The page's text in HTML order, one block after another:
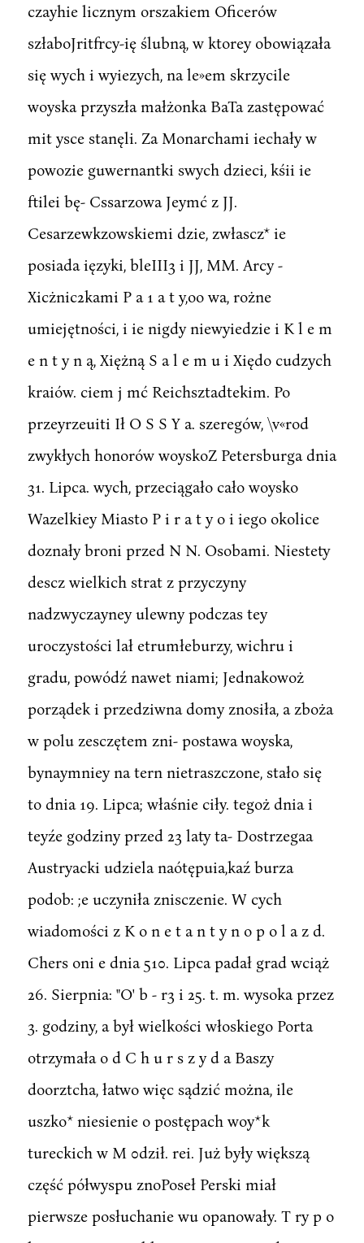
czayhie licznym orszakiem Oficerów
szłaboJritfrcy-ię ślubną, w ktorey obowiązała
się wych i wyiezych, na le»em skrzycile
woyska przyszła małżonka BaTa zastępować
mit ysce stanęli. Za Monarchami iechały w
powozie guwernantki swych dzieci, kśii ie
ftilei bę- Cssarzowa Jeymć z JJ.
Cesarzewkzowskiemi dzie, zwłascz* ie
posiada ięzyki, bleIII3 i JJ, MM. Arcy -
Xicżnic2kami P a 1 a t y,oo wa, rożne
umiejętności, i ie nigdy niewyiedzie i K l e m
e n t y n ą, Xiężną S a l e m u i Xiędo cudzych
kraiów. ciem j mć Reichsztadtekim. Po
przeyrzeuiti Ił O S S Y a. szeregów, \v«rod
zwykłych honorów woyskoZ Petersburga dnia
31. Lipca. wych, przeciągało cało woysko
Wazelkiey Miasto P i r a t y o i iego okolice
doznały broni przed N N. Osobami. Niestety
descz wielkich strat z przyczyny
nadzwyczayney ulewny podczas tey
uroczystości lał etrumłeburzy, wichru i
gradu, powódź nawet niami; Jednakowoż
porządek i przedziwna domy znosiła, a zboża
w polu zesczętem zni- postawa woyska,
bynaymniey na tern nietraszczone, stało się
to dnia 19. Lipca; właśnie ciły. tegoż dnia i
teyźe godziny przed 23 laty ta- Dostrzegaa
Austryacki udziela naótępuia,kaź burza
podob: ;e uczyniła znisczenie. W cych
wiadomości z K o n e t a n t y n o p o l a z d.
Chers oni e dnia 510. Lipca padał grad wciąż
26. Sierpnia: "O' b - r3 i 25. t. m. wysoka przez
3. godziny, a był wielkości włoskiego Porta
otrzymała o d C h u r s z y d a Baszy
doorztcha, łatwo więc sądzić można, ile
uszko* niesienie o postępach woy*k
tureckich w M 0dził. rei. Już były większą
część półwyspu znoPoseł Perski miał
pierwsze posłuchanie wu opanowały. T ry p o